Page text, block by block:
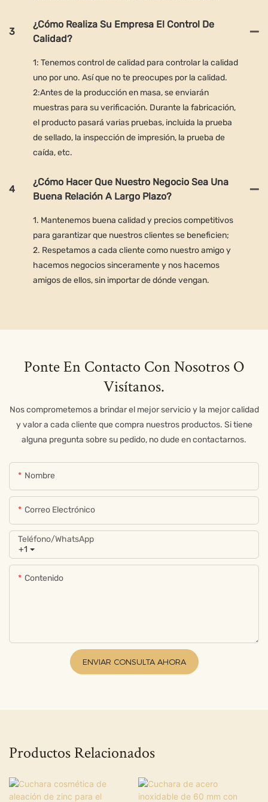
3
¿Cómo Realiza Su Empresa El Control De
Calidad?
1: Tenemos control de calidad para controlar la calidad
uno por uno. Así que no te preocupes por la calidad.
2:Antes de la producción en masa, se enviarán
muestras para su verificación. Durante la fabricación,
el producto pasará varias pruebas, incluida la prueba
de sellado, la inspección de impresión, la prueba de
caída, etc.
4
¿Cómo Hacer Que Nuestro Negocio Sea Una
Buena Relación A Largo Plazo?
1. Mantenemos buena calidad y precios competitivos
para garantizar que nuestros clientes se beneficien;
2. Respetamos a cada cliente como nuestro amigo y
hacemos negocios sinceramente y nos hacemos
amigos de ellos, sin importar de dónde vengan.
Ponte En Contacto Con Nosotros O
Visítanos.
Nos comprometemos a brindar el mejor servicio y la mejor calidad
y valor a cada cliente que compra nuestros productos. Si tiene
alguna pregunta sobre su pedido, no dude en contactarnos.
Nombre
Correo Electrónico
+1
Teléfono/WhatsApp
Contenido
ENVIAR CONSULTA AHORA
Productos Relacionados